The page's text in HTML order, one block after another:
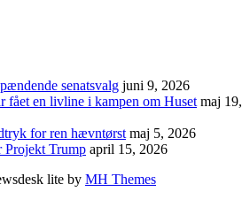
senatsvalg juni 9, 2026
fået en livline i kampen om Huset maj 19,
for ren hævntørst maj 5, 2026
Projekt Trump april 15, 2026
lite by MH Themes